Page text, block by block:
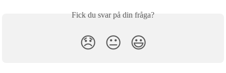
Fick du svar på din fråga?
😞 😐 😃